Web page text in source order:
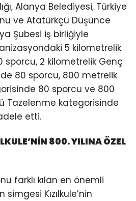
Alanya Belediyesi, Türkiye
ve Atatürkçü Düşünce
Şubesi iş birliğiyle
5 kilometrelik
sporcu, 2 kilometrelik Genç
80 sporcu, 800 metrelik
80 sporcu ve 800
Tazelenme kategorisinde
etti.
800. YILINA ÖZEL
farklı kılan en önemli
Kızılkule’nin